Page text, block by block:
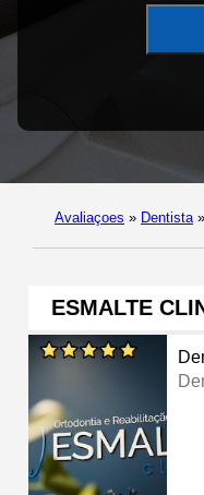
Avaliaçoes » Dentista »
ESMALTE